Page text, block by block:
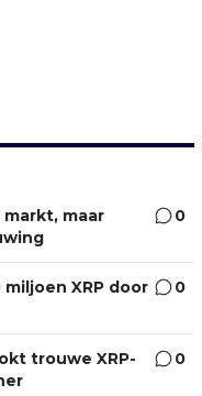
maar
0
XRP door
0
trouwe XRP-
0